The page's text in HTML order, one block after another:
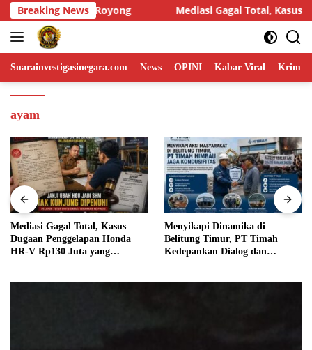
Skip
to
content
Breaking News
Gagal Total, Kasus Dugaan Penggelapan Honda HR-V Rp130
Suarainvestigasinegara.com News OPINI Kabar Viral
ayam
Menyikapi Dinamika di
Belitung Timur, PT Timah
Kedepankan Dialog dan
Humas DPP LIN Desak Kapolri
dan Panglima TNI Turun
Langsung Usut Dugaan